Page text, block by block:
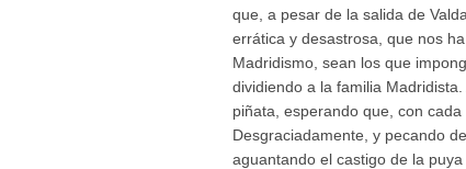
que, a pesar de la salida de
errática y desastrosa, que nos
Madridismo, sean los que
dividiendo a la familia
piñata, esperando que, con
Desgraciadamente, y pecando
aguantando el castigo de la